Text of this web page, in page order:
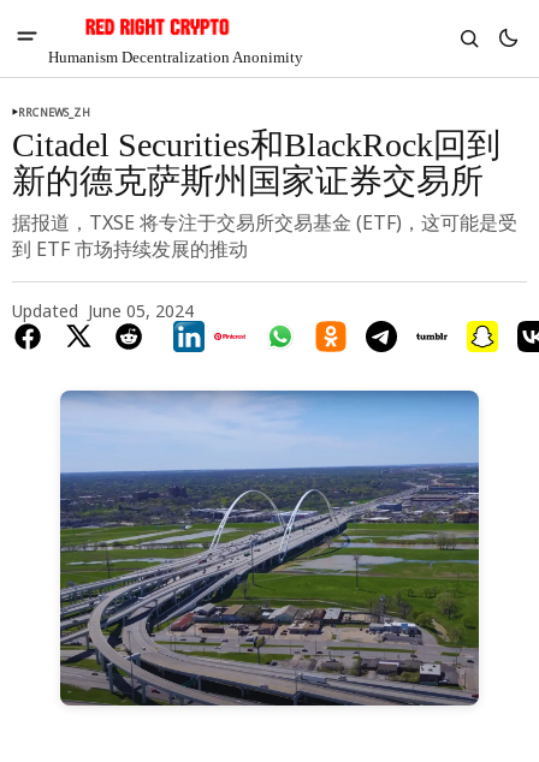
Humanism Decentralization Anonimity
5.59%
RRCNEWS_ZH
Citadel Securities和BlackRock回到
新的德克萨斯州国家证券交易所
据报道，TXSE 将专注于交易所交易基金 (ETF)，这可能是受
到 ETF 市场持续发展的推动
Updated June 05, 2024